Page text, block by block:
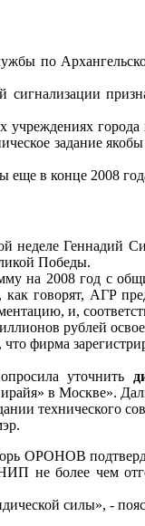
по
учреждениях
задание
в конце 2008
Геннадий
Победы.
на 2008 год с
как говорят, АГР
и,
рублей
что фирма
уточнить
в Москве».
ОРОНОВ
не более чем
силы», -